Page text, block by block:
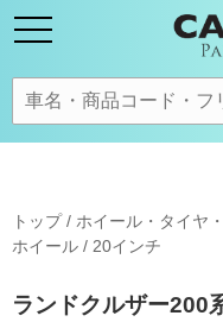
トップ/ ホイール・タイヤ
ホイール / 20インチ
ランドクルザー200